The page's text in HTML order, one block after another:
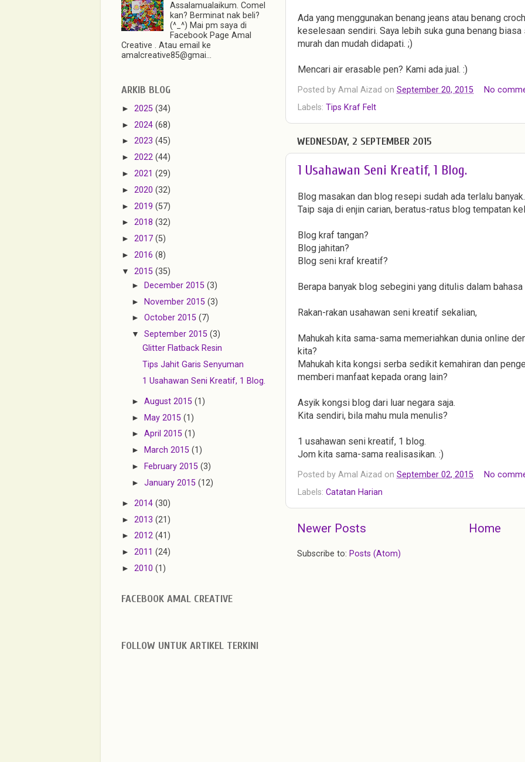
Ada yang menggunakan benang jeans atau benang
keselesaan sendiri. Saya lebih suka guna benang biasa
murah dan mudah didapati. ;)
Mencari air erasable pen? Kami ada jual. :)
Posted by Amal Aizad on September 20, 2015
No
Labels: Tips Kraf Felt
WEDNESDAY, 2 SEPTEMBER 2015
1 Usahawan Seni Kreatif, 1 Blog.
Blog masakan dan blog resepi sudah ada terlalu banyak.
Taip saja di enjin carian, beratus-ratus blog tempatan
Blog kraf tangan?
Blog jahitan?
Blog seni kraf kreatif?
Berapa banyak blog sebegini yang ditulis dalam
Rakan-rakan usahawan seni kreatif sekalian,
Mahukah kita sama-sama memeriahkan dunia online
kita?
Mahukah kita kongsi serba sedikit kemahiran dan
memberi manfaat kepada orang lain?
Asyik kongsi blog dari luar negara saja.
Kita sendiri, bila mahu mula menulis?
1 usahawan seni kreatif, 1 blog.
Jom kita sama-sama realisasikan. :)
Posted by Amal Aizad on September 02, 2015
No
Labels: Catatan Harian
Newer Posts Home
Subscribe to: Posts (Atom)
Assalamualaikum. Comel
kan? Berminat nak beli?
(^_^) Mai pm saya di
Facebook Page Amal
Creative . Atau email ke
amalcreative85@gmai...
ARKIB BLOG
► 2025 (34)
► 2024 (68)
► 2023 (45)
► 2022 (44)
► 2021 (29)
► 2020 (32)
► 2019 (57)
► 2018 (32)
► 2017 (5)
► 2016 (8)
▼ 2015 (35)
► December 2015(3)
►November 2015(3)
►October 2015(7)
▼September 2015(3)
Glitter Flatback Resin
Tips Jahit Garis Senyuman
1 Usahawan Seni Kreatif, 1 Blog.
►August 2015(1)
► May 2015(1)
►April 2015(1)
► March 2015(1)
► February 2015(3)
►January 2015(12)
► 2014 (30)
► 2013 (21)
► 2012 (41)
► 2011 (24)
► 2010 (1)
FACEBOOK AMAL CREATIVE
FOLLOW UNTUK ARTIKEL TERKINI